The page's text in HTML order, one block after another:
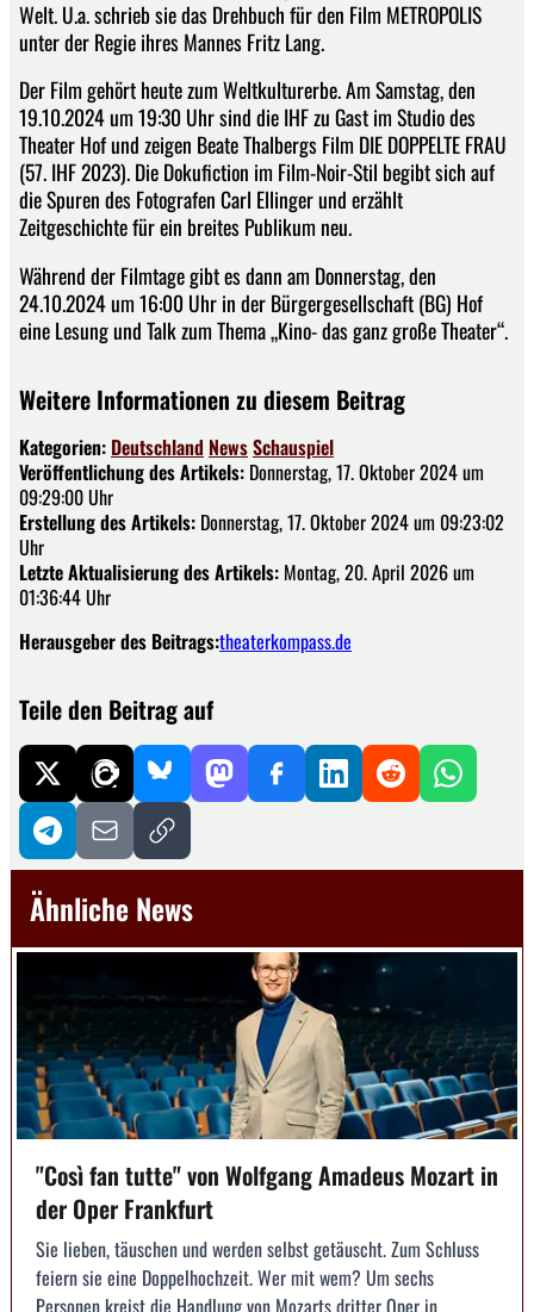
Welt. U.a. schrieb sie das Drehbuch für den Film METROPOLIS
unter der Regie ihres Mannes Fritz Lang.
Der Film gehört heute zum Weltkulturerbe. Am Samstag, den
19.10.2024 um 19:30 Uhr sind die IHF zu Gast im Studio des
Theater Hof und zeigen Beate Thalbergs Film DIE DOPPELTE FRAU
(57. IHF 2023). Die Dokufiction im Film-Noir-Stil begibt sich auf
die Spuren des Fotografen Carl Ellinger und erzählt
Zeitgeschichte für ein breites Publikum neu.
Während der Filmtage gibt es dann am Donnerstag, den
24.10.2024 um 16:00 Uhr in der Bürgergesellschaft (BG) Hof
eine Lesung und Talk zum Thema „Kino- das ganz große Theater“.
Weitere Informationen zu diesem Beitrag
Kategorien: Deutschland NewsSchauspiel
Veröffentlichung des Artikels: Donnerstag, 17. Oktober 2024 um
09:29:00 Uhr
Erstellung des Artikels: Donnerstag, 17. Oktober 2024 um 09:23:02
Uhr
Letzte Aktualisierung des Artikels: Montag, 20. April 2026 um
01:36:44 Uhr
Herausgeber des Beitrags:theaterkompass.de
Teile den Beitrag auf
Ähnliche News
"Così fan tutte" von Wolfgang Amadeus Mozart in
der Oper Frankfurt
Sie lieben, täuschen und werden selbst getäuscht. Zum Schluss
feiern sie eine Doppelhochzeit. Wer mit wem? Um sechs